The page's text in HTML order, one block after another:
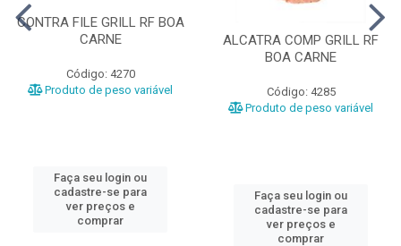
CONTRA FILE GRILL RF BOA
CARNE
Código: 4270
Produto de peso variável
Faça seu login ou
cadastre-se para
ver preços e
comprar
ALCATRA COMP GRILL RF
BOA CARNE
Código: 4285
Produto de peso variável
Faça seu login ou
cadastre-se para
ver preços e
comprar